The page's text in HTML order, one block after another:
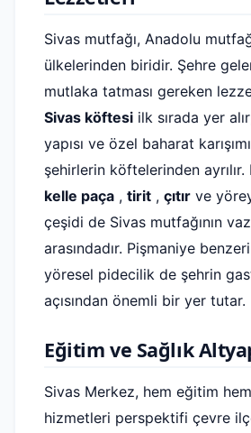
Sivas mutfağı, Anadolu
ülkelerinden biridir. Şehre
mutlaka tatması gereken
Sivas köftesi ilk sırada yer
yapısı ve özel baharat
şehirlerin köftelerinden ayrılır.
kelle paça , tirit , çıtır ve
çeşidi de Sivas mutfağının
arasındadır. Pişmaniye
yöresel pidecilik de şehrin
açısından önemli bir yer tutar.
Eğitim ve Sağlık
Sivas Merkez, hem eğitim
hizmetleri perspektifi çevre